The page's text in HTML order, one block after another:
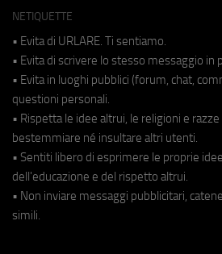
NETIQUETTE
• Evita di URLARE. Ti sentiamo.
• Evita di scrivere lo stesso messaggio in
• Evita in luoghi pubblici (forum, chat,
questioni personali.
• Rispetta le idee altrui, le religioni e
bestemmiare né insultare altri utenti.
• Sentiti libero di esprimere le proprie
dell'educazione e del rispetto altrui.
• Non inviare messaggi pubblicitari,
simili.